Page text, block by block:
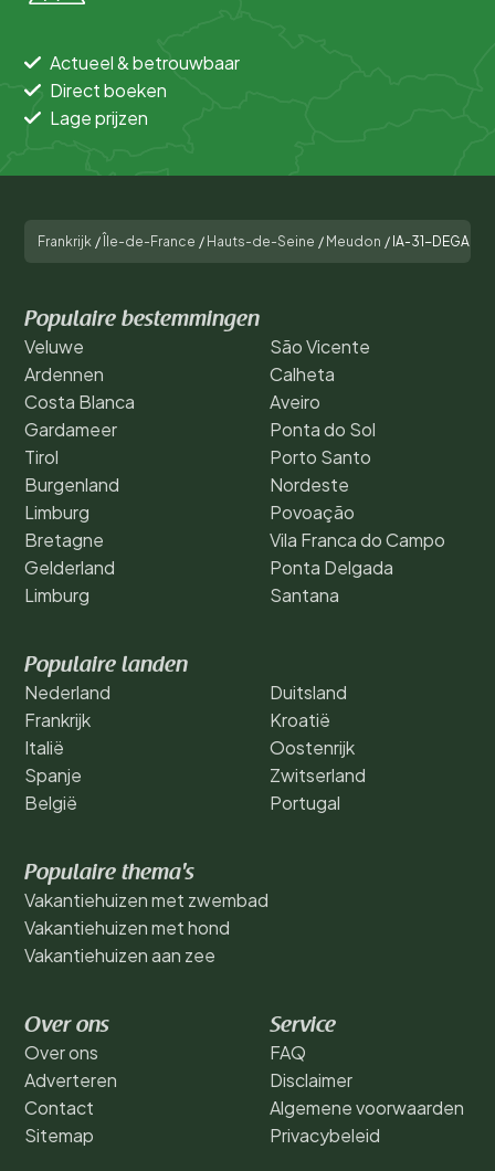
Actueel & betrouwbaar
Direct boeken
Lage prijzen
Frankrijk / Île-de-France / Hauts-de-Seine / Meudon / IA-31-
Populaire bestemmingen
Veluwe
Ardennen
Costa Blanca
Gardameer
Tirol
Burgenland
Limburg
Bretagne
Gelderland
Limburg
São Vicente
Calheta
Aveiro
Ponta do Sol
Porto Santo
Nordeste
Povoação
Vila Franca do Campo
Ponta Delgada
Santana
Populaire landen
Nederland
Frankrijk
Italië
Spanje
België
Duitsland
Kroatië
Oostenrijk
Zwitserland
Portugal
Populaire thema's
Vakantiehuizen met zwembad
Vakantiehuizen met hond
Vakantiehuizen aan zee
Over ons
Over ons
Adverteren
Contact
Sitemap
Service
FAQ
Disclaimer
Algemene voorwaarden
Privacybeleid